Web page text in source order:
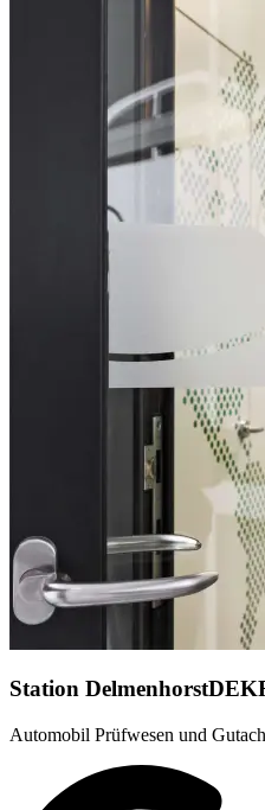
Station Delmenhorst
Automobil Prüfwesen und